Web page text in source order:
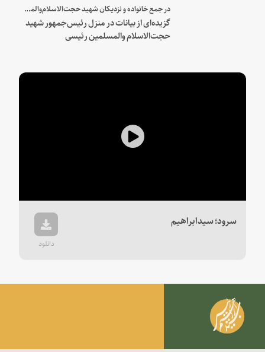
در جمع خانواده و نزدیکان شهید حجت‌الاسلام‌والمسلمین رئیسی:
گزیده‌ای از بیانات در منزل رئیس‌جمهور شهید
حجت‌الاسلام والمسلمین رئیسی
Play
Video
سرود؛ سیدابراهیم
دانلود